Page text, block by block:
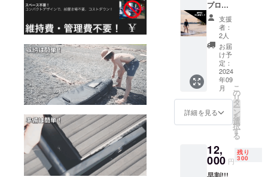
ズ：
M 68 x
50 x 46
L 71 x
53 x 48
素材: ポ
リエス
テル
100%
プロ
ジェク
トを支
援いた
だき、
ありが
とうご
ざいま
す。 私
たち
TKO
Japan
は、水
面輝く
たる空
の下、
あなた
支援
者：
2人
お届
け予
定：
2024
年09
月
詳細を見る
こ
の
リ
タ
ー
ン
を
選
択
す
る
12,
000 円
残り
300